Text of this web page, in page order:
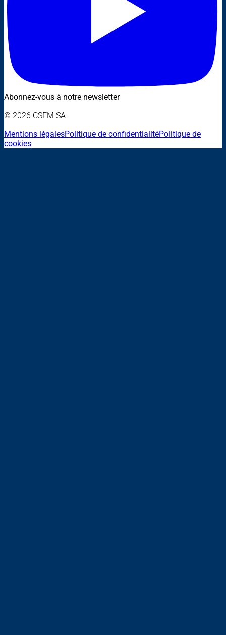
Abonnez-vous à notre newsletter
© 2026 CSEM SA
Mentions légalesPolitique de confidentialitéPolitique de
cookies